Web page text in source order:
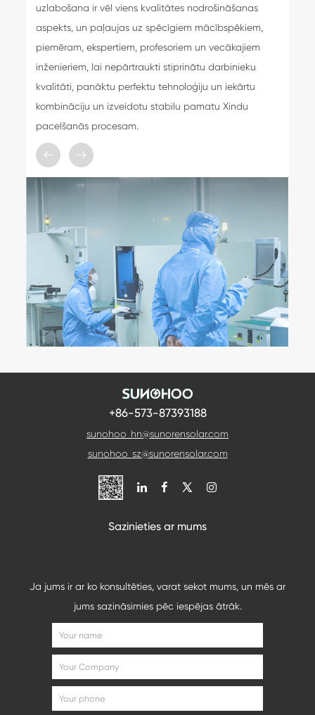
uzlabošana ir vēl viens kvalitātes nodrošināšanas
aspekts, un paļaujas uz spēcīgiem mācībspēkiem,
piemēram, ekspertiem, profesoriem un vecākajiem
inženieriem, lai nepārtraukti stiprinātu darbinieku
kvalitāti, panāktu perfektu tehnoloģiju un iekārtu
kombināciju un izveidotu stabilu pamatu Xindu
pacelšanās procesam.
𐃓 
+86-573-87393188
sunohoo_hn@sunorensolar.com
sunohoo_sz@sunorensolar.com

Sazinieties ar mums
Ja jums ir ar ko konsultēties, varat sekot mums, un mēs ar
jums sazināsimies pēc iespējas ātrāk.